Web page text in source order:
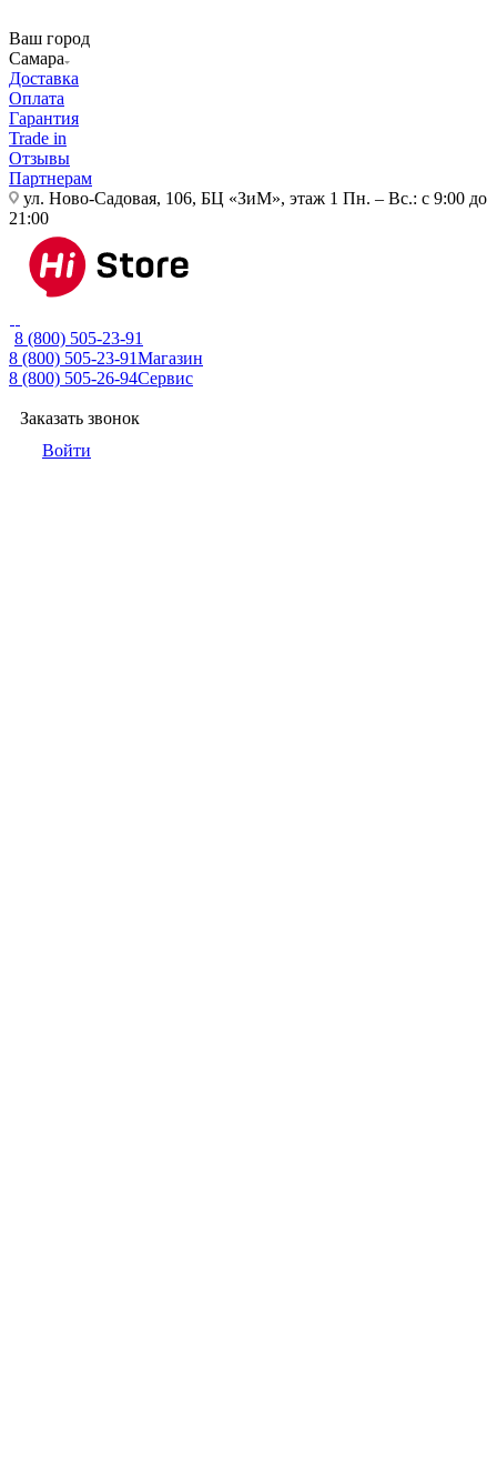
Ваш город
Самара
Доставка
Оплата
Гарантия
Trade in
Отзывы
Партнерам
ул. Ново-Садовая, 106, БЦ «ЗиМ», этаж 1 Пн. – Вс.: с 9:00 до
21:00
8 (800) 505-23-91
8 (800) 505-23-91Магазин
8 (800) 505-26-94Сервис
Заказать звонок
Войти